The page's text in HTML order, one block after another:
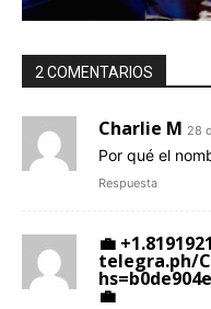
2 COMENTARIOS
Charlie M 28
Por qué el
Respuesta
💼
telegra.ph/
💼